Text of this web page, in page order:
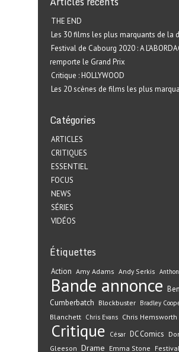
THE END
Les 30 films les plus marquants de la
Festival de Cabourg 2020 : A
remporte le Grand Prix
Critique : HOLLYWOOD
Les 20 scènes de films les plus
Catégories
ARTICLES
CRITIQUES
ESSENTIEL
FOCUS
NEWS
SÉRIES
VIDÉOS
Étiquettes
Action Amy Adams Andy Serkis
Bande annonce
Cumberbatch Blockbuster Bradley
Blanchett Chris Evans Chris Hemsworth
Critique César DC Comics
Gleeson Drame Emma Stone